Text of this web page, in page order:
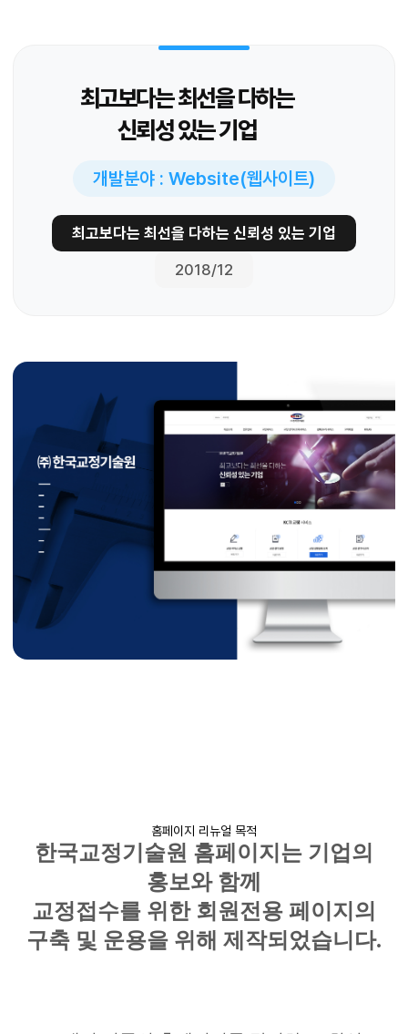
최고보다는 최선을 다하는
신뢰성 있는 기업
개발분야 : Website(웹사이트)
최고보다는 최선을 다하는 신뢰성 있는 기업
2018/12
홈페이지 리뉴얼 목적
한국교정기술원 홈페이지는 기업의
홍보와 함께
교정접수를 위한 회원전용 페이지의
구축 및 운용을 위해 제작되었습니다.